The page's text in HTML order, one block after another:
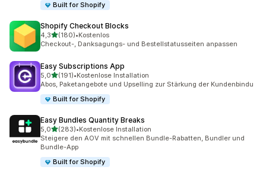
Built for Shopify
Shopify Checkout Blocks
4,3von 5 Sternen
(180)
180 Rezensionen insgesamt
•Kostenlos
Checkout-, Danksagungs- und Bestellstatusseiten anpassen
Easy Subscriptions App
5,0von 5 Sternen
(191)
191 Rezensionen insgesamt
•Kostenlose Installation
Abos, Paketangebote und Upselling zur Stärkung der Kundenbindu
Built for Shopify
Easy Bundles Quantity Breaks
5,0von 5 Sternen
(283)
283 Rezensionen insgesamt
•Kostenlose Installation
Steigere den AOV mit schnellen Bundle-Rabatten, Bundler und
Bundle-App
Built for Shopify